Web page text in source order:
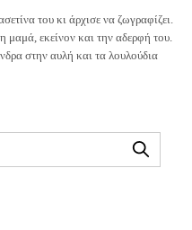
του κι άρχισε να ζωγραφίζει.
μαμά, εκείνον και την αδερφή του.
στην αυλή και τα λουλούδια